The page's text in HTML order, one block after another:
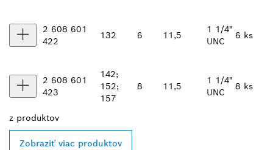
2 608 601
422
132 6 11,5
1 1/4"
UNC
6 ks
2 608 601
423
142;
152;
157
8 11,5
1 1/4"
UNC
8 ks
z produktov
Zobraziť viac produktov